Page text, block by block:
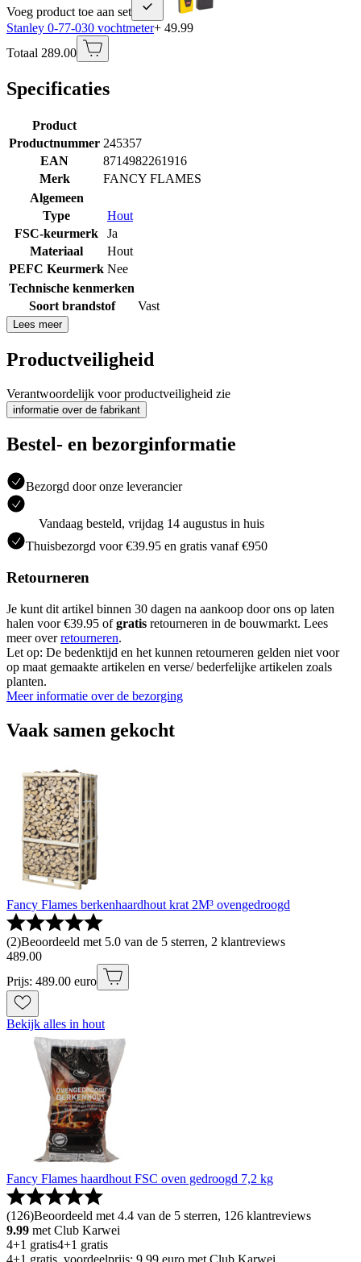
Voeg product toe aan set
Stanley 0-77-030 vochtmeter+ 49.99
Totaal 289.00
Specificaties
Product
Productnummer 245357
EAN
8714982261916
Merk
FANCY FLAMES
Algemeen
Type
Hout
FSC-keurmerk
Ja
Materiaal
Hout
PEFC Keurmerk Nee
Technische kenmerken
Soort brandstof
Vast
Lees meer
Productveiligheid
Verantwoordelijk voor productveiligheid zie
informatie over de fabrikant
Bestel- en bezorginformatie
Bezorgd door onze leverancier
Vandaag besteld, vrijdag 14 augustus in huis
Thuisbezorgd voor €39.95 en gratis vanaf €950
Retourneren
Je kunt dit artikel binnen 30 dagen na aankoop door ons op laten
halen voor €39.95 ofgratis retourneren in de bouwmarkt. Lees
meer overretourneren.
Let op: De bedenktijd en het kunnen retourneren gelden niet voor
op maat gemaakte artikelen en verse/ bederfelijke artikelen zoals
planten.
Meer informatie over de bezorging
Vaak samen gekocht
Fancy Flames berkenhaardhout krat 2M³ ovengedroogd
(2)Beoordeeld met 5.0 van de 5 sterren, 2 klantreviews
489.00
Prijs: 489.00 euro
Bekijk alles in hout
Fancy Flames haardhout FSC oven gedroogd 7,2 kg
(126)Beoordeeld met 4.4 van de 5 sterren, 126 klantreviews
9.99 met Club Karwei
4+1 gratis4+1 gratis
4+1 gratis, voordeelprijs: 9.99 euro met Club Karwei